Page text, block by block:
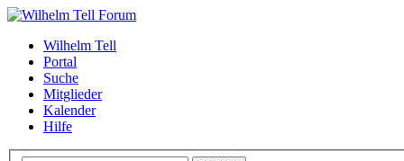
Wilhelm Tell
Portal
Suche
Mitglieder
Kalender
Hilfe